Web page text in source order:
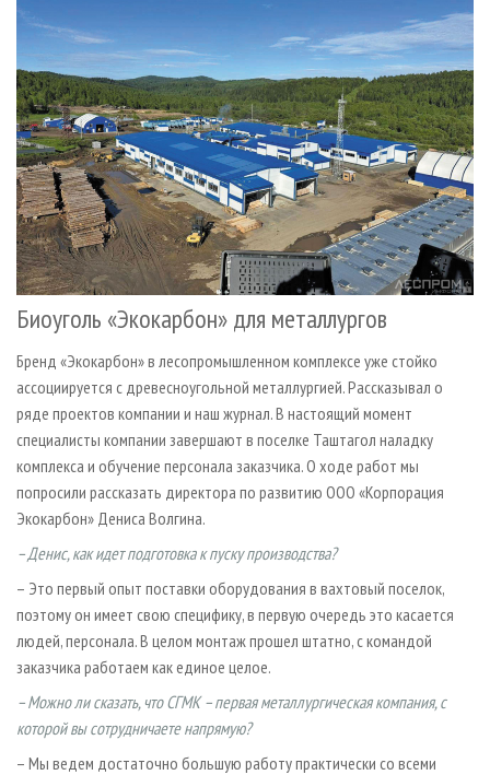
Биоуголь «Экокарбон» для металлургов
Бренд «Экокарбон» в лесопромышленном комплексе уже стойко
ассоциируется с древесноугольной металлургией. Рассказывал о
ряде проектов компании и наш журнал. В настоящий момент
специалисты компании завершают в поселке Таштагол наладку
комплекса и обучение персонала заказчика. О ходе работ мы
попросили рассказать директора по развитию ООО «Корпорация
Экокарбон» Дениса Волгина.
– Денис, как идет подготовка к пуску производства?
– Это первый опыт поставки оборудования в вахтовый поселок,
поэтому он имеет свою специфику, в первую очередь это касается
людей, персонала. В целом монтаж прошел штатно, с командой
заказчика работаем как единое целое.
– Можно ли сказать, что СГМК – первая металлургическая компания, с
которой вы сотрудничаете напрямую?
– Мы ведем достаточно большую работу практически со всеми